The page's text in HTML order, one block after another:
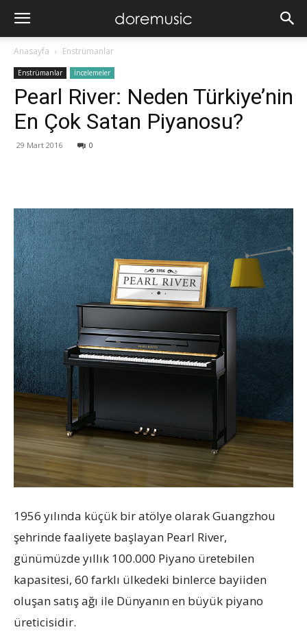
Anasayfa Enstrümanlar
Enstrümanlar İncelemeler
Pearl River: Neden Türkiye’nin
En Çok Satan Piyanosu?
29 Mart 2016 0
1956 yılında küçük bir atölye olarak Guangzhou
şehrinde faaliyete başlayan Pearl River,
günümüzde yıllık 100.000 Piyano üretebilen
kapasitesi, 60 farklı ülkedeki binlerce bayiiden
oluşan satış ağı ile Dünyanın en büyük piyano
üreticisidir.